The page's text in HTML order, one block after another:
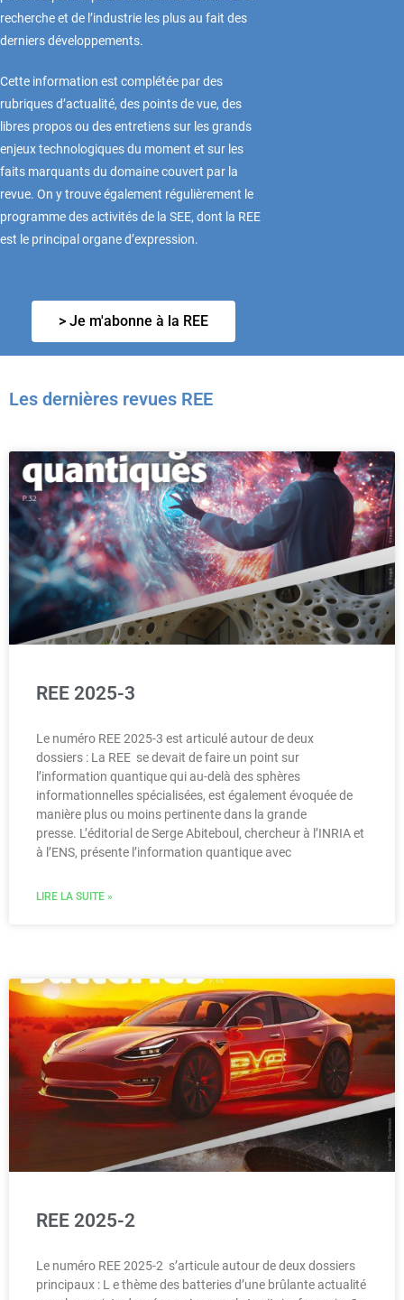
recherche et de l’industrie les plus au fait des
derniers développements.
Cette information est complétée par des
rubriques d’actualité, des points de vue, des
libres propos ou des entretiens sur les grands
enjeux technologiques du moment et sur les
faits marquants du domaine couvert par la
revue. On y trouve également régulièrement le
programme des activités de la SEE, dont la REE
est le principal organe d’expression.
> Je m'abonne à la REE
Les dernières revues REE
REE 2025-3
Le numéro REE 2025-3 est articulé autour de deux
dossiers : La REE se devait de faire un point sur
l’information quantique qui au-delà des sphères
informationnelles spécialisées, est également évoquée de
manière plus ou moins pertinente dans la grande
presse. L’éditorial de Serge Abiteboul, chercheur à l’INRIA et
à l’ENS, présente l’information quantique avec
LIRE LA SUITE »
REE 2025-2
Le numéro REE 2025-2 s’articule autour de deux dossiers
principaux : L e thème des batteries d’une brûlante actualité